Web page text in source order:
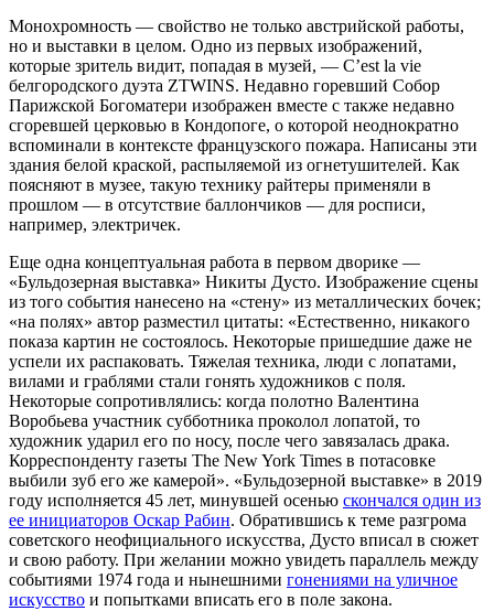
Монохромность — свойство не только австрийской работы,
но и выставки в целом. Одно из первых изображений,
которые зритель видит, попадая в музей, — C’est la vie
белгородского дуэта ZTWINS. Недавно горевший Собор
Парижской Богоматери изображен вместе с также недавно
сгоревшей церковью в Кондопоге, о которой неоднократно
вспоминали в контексте французского пожара. Написаны эти
здания белой краской, распыляемой из огнетушителей. Как
поясняют в музее, такую технику райтеры применяли в
прошлом — в отсутствие баллончиков — для росписи,
например, электричек.
Еще одна концептуальная работа в первом дворике —
«Бульдозерная выставка» Никиты Дусто. Изображение сцены
из того события нанесено на «стену» из металлических бочек;
«на полях» автор разместил цитаты: «Естественно, никакого
показа картин не состоялось. Некоторые пришедшие даже не
успели их распаковать. Тяжелая техника, люди с лопатами,
вилами и граблями стали гонять художников с поля.
Некоторые сопротивлялись: когда полотно Валентина
Воробьева участник субботника проколол лопатой, то
художник ударил его по носу, после чего завязалась драка.
Корреспонденту газеты The New York Times в потасовке
выбили зуб его же камерой». «Бульдозерной выставке» в 2019
году исполняется 45 лет, минувшей осенью скончался один из
ее инициаторов Оскар Рабин. Обратившись к теме разгрома
советского неофициального искусства, Дусто вписал в сюжет
и свою работу. При желании можно увидеть параллель между
событиями 1974 года и нынешними гонениями на уличное
искусство и попытками вписать его в поле закона.